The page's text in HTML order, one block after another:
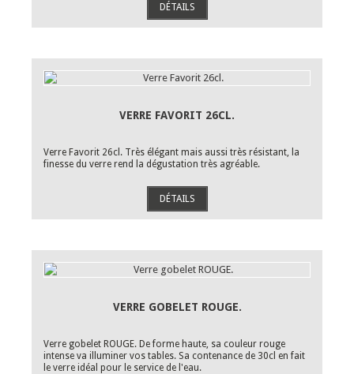
DÉTAILS
VERRE FAVORIT 26CL.
Verre Favorit 26cl. Très élégant mais aussi très résistant, la
finesse du verre rend la dégustation très agréable.
DÉTAILS
VERRE GOBELET ROUGE.
Verre gobelet ROUGE. De forme haute, sa couleur rouge
intense va illuminer vos tables. Sa contenance de 30cl en fait
le verre idéal pour le service de l'eau.